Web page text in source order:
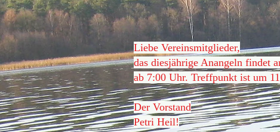
Liebe Vereinsmitglieder,
das diesjährige Anangeln findet
ab 7:00 Uhr. Treffpunkt ist um
Der Vorstand
Petri Heil!